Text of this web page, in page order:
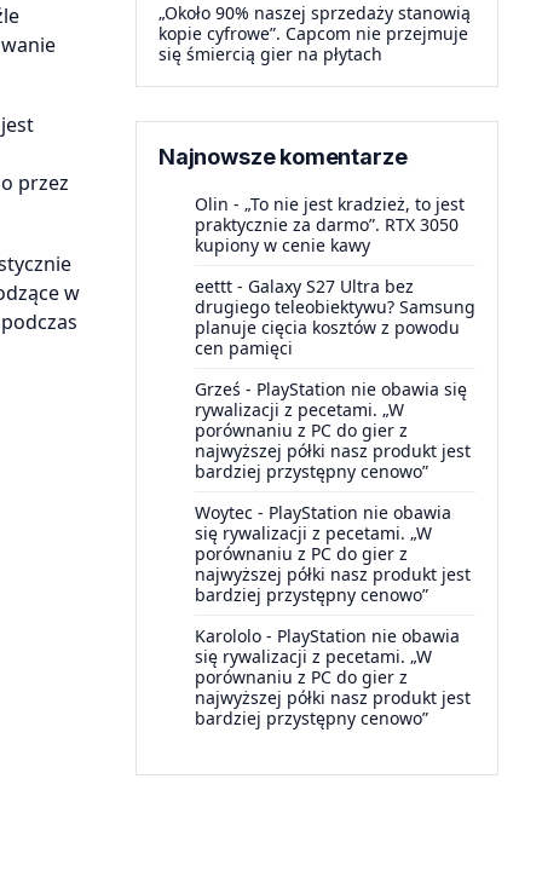
przez
w
„Około 90% naszej sprzedaży stanowią
kopie cyfrowe”. Capcom nie przejmuje
się śmiercią gier na płytach
Najnowsze komentarze
Olin - „To nie jest kradzież, to jest
praktycznie za darmo”. RTX 3050
kupiony w cenie kawy
eettt - Galaxy S27 Ultra bez
drugiego teleobiektywu? Samsung
planuje cięcia kosztów z powodu
cen pamięci
Grześ - PlayStation nie obawia się
rywalizacji z pecetami. „W
porównaniu z PC do gier z
najwyższej półki nasz produkt jest
bardziej przystępny cenowo”
Woytec - PlayStation nie obawia
się rywalizacji z pecetami. „W
porównaniu z PC do gier z
najwyższej półki nasz produkt jest
bardziej przystępny cenowo”
Karololo - PlayStation nie obawia
się rywalizacji z pecetami. „W
porównaniu z PC do gier z
najwyższej półki nasz produkt jest
bardziej przystępny cenowo”